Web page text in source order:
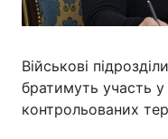
Військові
братимуть участь
контрольованих